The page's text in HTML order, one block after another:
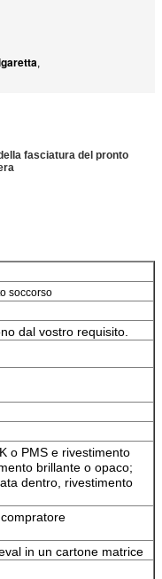
,
fasciatura del pronto
soccorso
dal vostro requisito.
o PMS e rivestimento
brillante o opaco;
dentro, rivestimento
in un cartone matrice